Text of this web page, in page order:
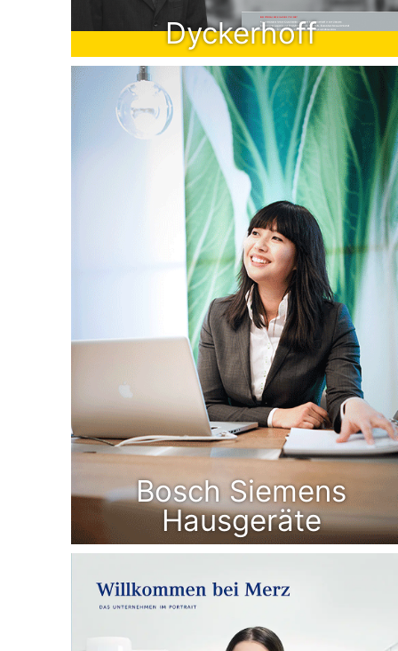
Dyckerhoff
Bosch Siemens
Hausgeräte